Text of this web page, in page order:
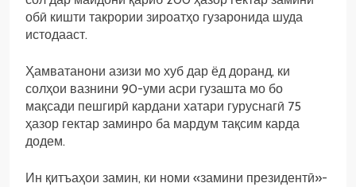
обӣ кишти такрории зироатҳо гузаронида шуда
истодааст.
Ҳамватанони азизи мо хуб дар ёд доранд, ки
солҳои вазнини 90-уми асри гузашта мо бо
мақсади пешгирӣ кардани хатари гуруснагӣ 75
ҳазор гектар заминро ба мардум тақсим карда
додем.
Ин қитъаҳои замин, ки номи «замини президентӣ»-